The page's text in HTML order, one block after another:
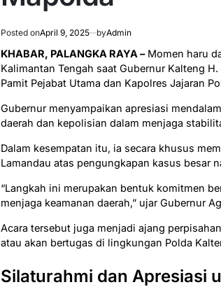
Posted onApril 9, 2025 byAdmin
KHABAR, PALANGKA RAYA –Momen haru
Kalimantan Tengah saat Gubernur Kalteng
Pamit Pejabat Utama dan Kapolres Jajaran
Gubernur menyampaikan apresiasi
daerah dan kepolisian dalam menjaga
Dalam kesempatan itu, ia secara khusus
Lamandau atas pengungkapan kasus besar
“Langkah ini merupakan bentuk komitmen
menjaga keamanan daerah,” ujar Gubernur
Acara tersebut juga menjadi ajang
atau akan bertugas di lingkungan Polda
Silaturahmi dan Apresiasi